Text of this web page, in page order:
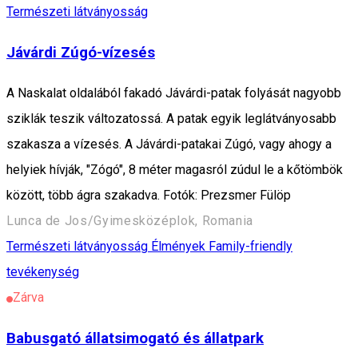
Természeti látványosság
Jávárdi Zúgó-vízesés
A Naskalat oldalából fakadó Jávárdi-patak folyását nagyobb
sziklák teszik változatossá. A patak egyik leglátványosabb
szakasza a vízesés. A Jávárdi-patakai Zúgó, vagy ahogy a
helyiek hívják, "Zógó", 8 méter magasról zúdul le a kőtömbök
között, több ágra szakadva. Fotók: Prezsmer Fülöp
Lunca de Jos/Gyimesközéplok, Romania
Természeti látványosság Élmények Family-friendly
tevékenység
Zárva
Babusgató állatsimogató és állatpark